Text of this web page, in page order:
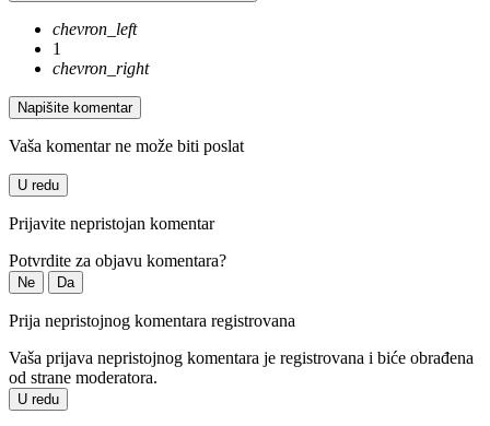
chevron_left
1
chevron_right
Napišite komentar
Vaša komentar ne može biti poslat
U redu
Prijavite nepristojan komentar
Potvrdite za objavu komentara?
Ne Da
Prija nepristojnog komentara registrovana
Vaša prijava nepristojnog komentara je registrovana i biće obrađena
od strane moderatora.
U redu